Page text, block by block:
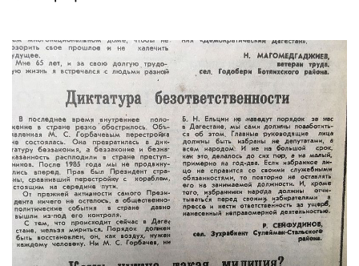
Фотография: Алексей Сочнев